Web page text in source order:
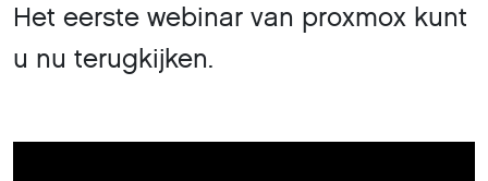
Het eerste webinar van proxmox kunt
u nu terugkijken.